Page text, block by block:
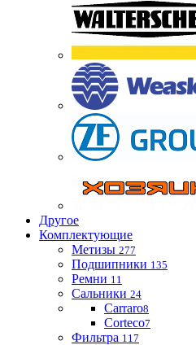
Другое
Комплектующие
Метизы 277
Подшипники 135
Ремни 11
Сальники 24
Carraro8
Corteco7
Фильтра 117